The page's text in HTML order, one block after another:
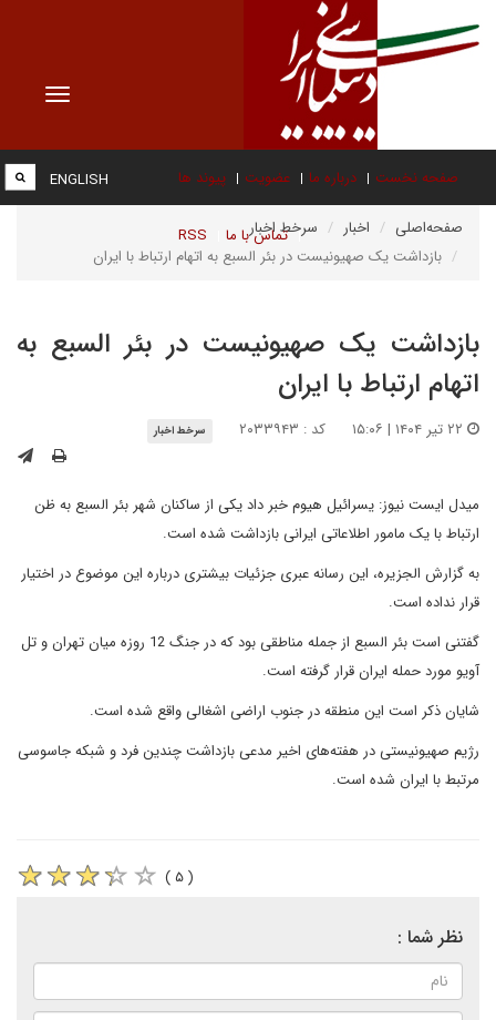
Toggle
صفحه نخست درباره ما عضویت پیوند ها
تماس با ما RSS
ENGLISH
صفحه‌اصلی اخبار
سرخط اخبار
بازداشت یک صهیونیست در بئر السبع به اتهام ارتباط با ایران
بازداشت یک صهیونیست در بئر السبع به
اتهام ارتباط با ایران
کد : ۲۰۳۳۹۴۳ سرخط اخبار
میدل ایست نیوز: یسرائیل هیوم خبر داد یکی از ساکنان شهر بئر السبع به ظن
ارتباط با یک مامور اطلاعاتی ایرانی بازداشت شده است.
به گزارش الجزیره، این رسانه عبری جزئیات بیشتری درباره این موضوع در اختیار
قرار نداده است.
گفتنی است بئر السبع از جمله مناطقی بود که در جنگ 12 روزه میان تهران و تل
آویو مورد حمله ایران قرار گرفته است.
شایان ذکر است این منطقه در جنوب اراضی اشغالی واقع شده است.
رژیم صهیونیستی در هفته‌های اخیر مدعی بازداشت چندین فرد و شبکه جاسوسی
مرتبط با ایران شده است.
( ۵ )
نظر شما :